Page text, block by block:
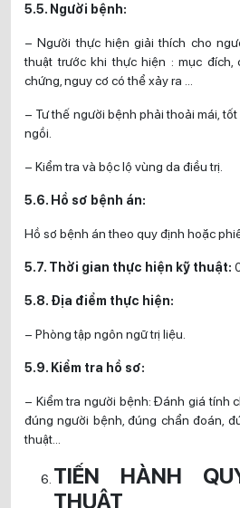
5.5. Người bệnh:
– Người thực hiện giải thích cho
thuật trước khi thực hiện : mục đích,
chứng, nguy cơ có thể xảy ra …
– Tư thế người bệnh phải thoải mái,
ngồi.
– Kiểm tra và bộc lộ vùng da điều trị.
5.6. Hồ sơ bệnh án:
Hồ sơ bệnh án theo quy định hoặc
5.7. Thời gian thực hiện kỹ thuật:
5.8. Địa điểm thực hiện:
– Phòng tập ngôn ngữ trị liệu.
5.9. Kiểm tra hồ sơ:
– Kiểm tra người bệnh: Đánh giá tính
đúng người bệnh, đúng chẩn đoán,
thuật…
TIẾN HÀNH
THUẬT